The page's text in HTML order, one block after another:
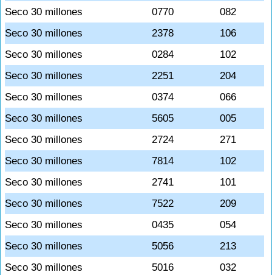
Seco 30 millones
0770
082
Seco 30 millones
2378
106
Seco 30 millones
0284
102
Seco 30 millones
2251
204
Seco 30 millones
0374
066
Seco 30 millones
5605
005
Seco 30 millones
2724
271
Seco 30 millones
7814
102
Seco 30 millones
2741
101
Seco 30 millones
7522
209
Seco 30 millones
0435
054
Seco 30 millones
5056
213
Seco 30 millones
5016
032